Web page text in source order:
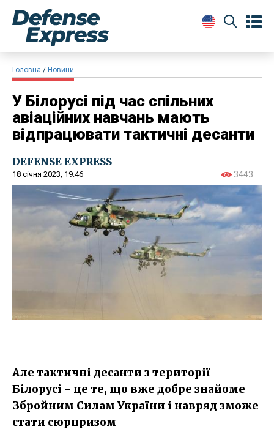
Головна Новини
У Білорусі під час спільних
авіаційних навчань мають
відпрацювати тактичні десанти
DEFENSE EXPRESS
18 січня 2023, 19:46 3443
Але тактичні десанти з території
Білорусі - це те, що вже добре знайоме
Збройним Силам України і навряд зможе
стати сюрпризом